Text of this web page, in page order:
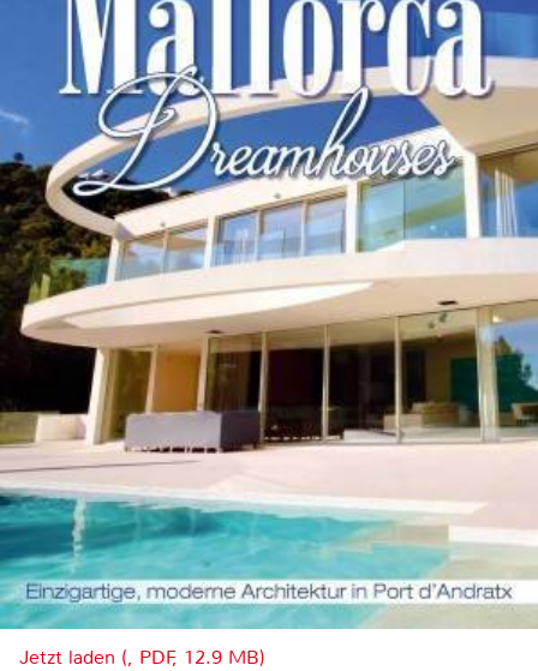
Jetzt laden (, PDF, 12.9 MB)